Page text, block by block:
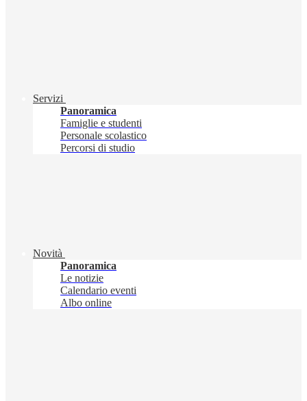
Servizi
Panoramica
Famiglie e studenti
Personale scolastico
Percorsi di studio
Novità
Panoramica
Le notizie
Calendario eventi
Albo online